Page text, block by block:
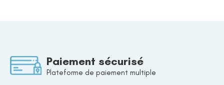
Paiement sécurisé
Plateforme de paiement multiple